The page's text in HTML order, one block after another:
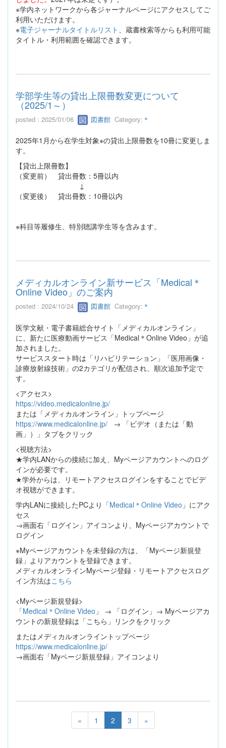
※学内ネットワークから各ジャーナルページにアクセスしてご
利用いただけます。
※電子ジャーナルタイトルリスト
、蔵書検索等からも利用可能
タイトル・利用範囲を確認できます。
学部学生等の貸出上限冊数変更について
（2025/1～）
posted : 2025/01/06 図書館 Category: ＊
2025年1月から在学生対象※の貸出上限冊数を10冊に変更しま
す。
【貸出上限冊数】
（変更前） 貸出冊数：5冊以内
↓
（変更後） 貸出冊数：10冊以内
※科目等履修生、特別聴講学生等を含みます。
メディカルオンライン新サービス「Medical＊
Online Video」のご案内
posted : 2024/10/24 図書館 Category: ＊
医学文献・電子書籍総合サイト「メディカルオンライン」
に、新たに医療動画サービス「Medical＊Online Video」が追
加されました。
サービススタート時は「リハビリテーション」「医用画像・
診療放射線技術」の2カテゴリが配信され、順次追加予定で
す。
<アクセス>
https://video.medicalonline.jp/
または「メディカルオンライン」トップページ
https://www.medicalonline.jp/ → 「ビデオ（または「動
画」）」タブをクリック
<視聴方法>
★学内LANからの接続に加え、Myページアカウントへのログ
インが必要です。
★学外からは、リモートアクセスログインをすることでビデ
オ視聴ができます。
学内LANに接続したPCより「Medical＊Online Video 」にアク
セス
→画面右「ログイン」アイコンより、Myページアカウントで
ログイン
※Myページアカウントを未登録の方は、「Myページ新規登
録」よりアカウントを登録できます。
メディカルオンラインMyページ登録・リモートアクセスログ
イン方法はこちら
<Myページ新規登録>
「Medical＊Online Video 」 → 「ログイン」→ Myページアカ
ウントの新規登録は「こちら」リンクをクリック
またはメディカルオンライントップページ
https://www.medicalonline.jp/
→画面右「Myページ新規登録」アイコンより
« 1 2 3 »